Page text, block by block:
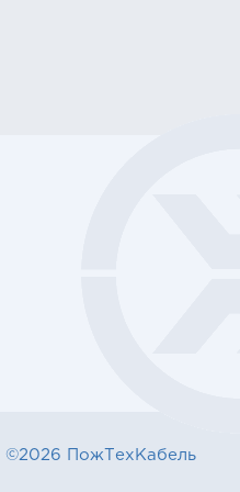
©2026 ПожТехКабель